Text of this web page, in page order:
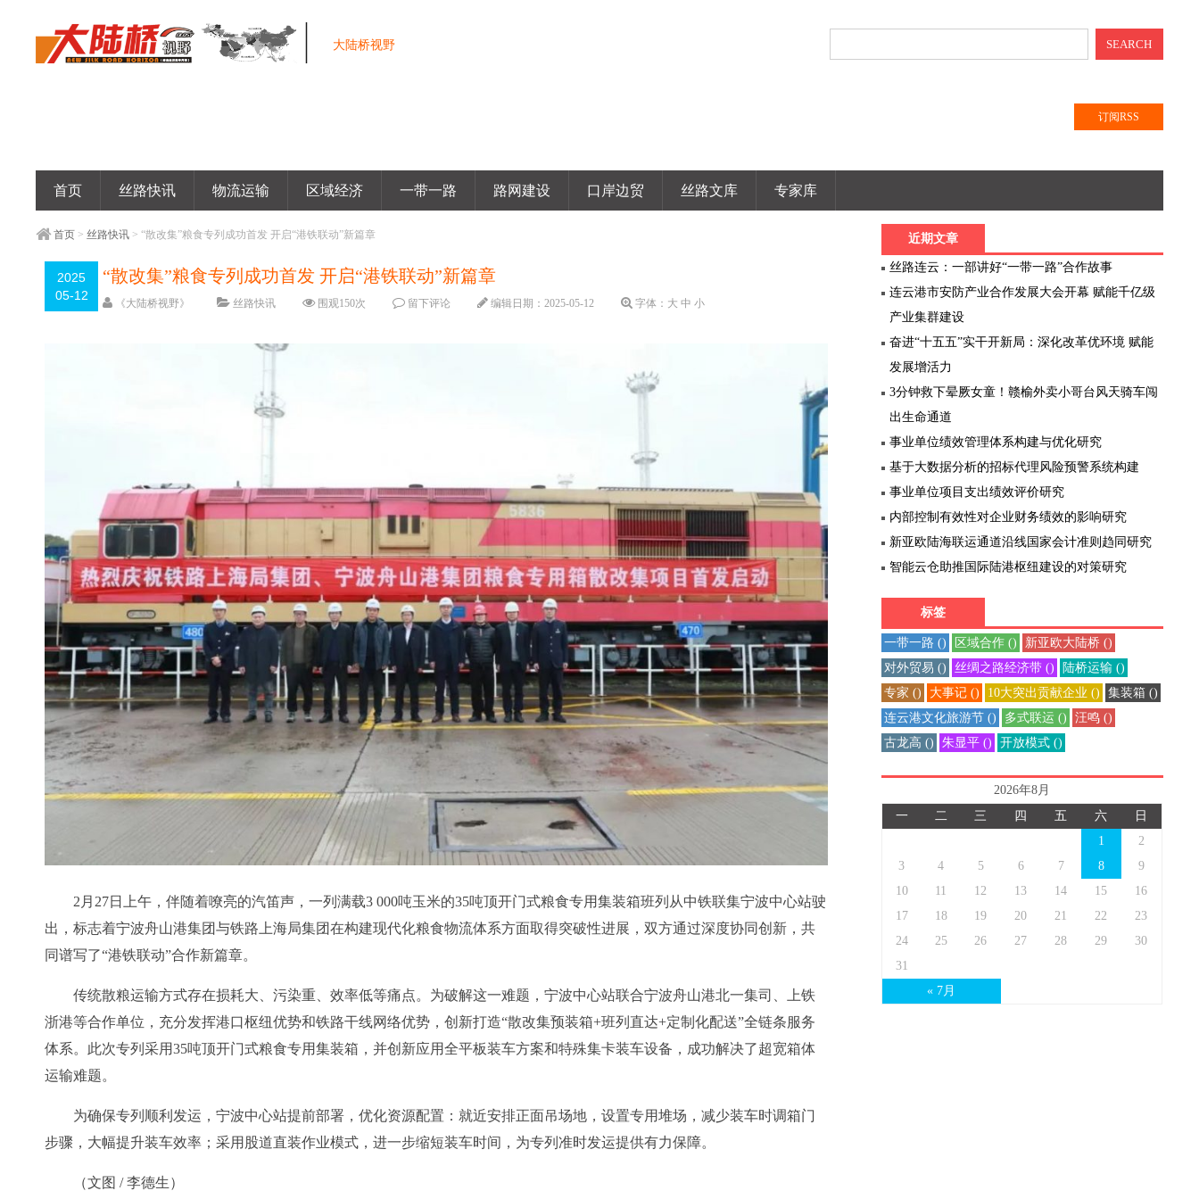
大陆桥视野 SEARCH
订阅RSS
首页 丝路快讯 物流运输 区域经济 一带一路 路网建设 口岸边贸 丝路文库 专家库
首页 >丝路快讯 > “散改集”粮食专列成功首发 开启“港铁联动”新篇章
2025
05-12
“散改集”粮食专列成功首发 开启“港铁联动”新篇章
《大陆桥视野》 丝路快讯 围观150次 留下评论 编辑日期：2025-05-12 字体： 大 中 小
2月27日上午，伴随着嘹亮的汽笛声，一列满载3 000吨玉米的35吨顶开门式粮食专用集装箱班列从中铁联集宁波中心站驶
出，标志着宁波舟山港集团与铁路上海局集团在构建现代化粮食物流体系方面取得突破性进展，双方通过深度协同创新，共
同谱写了“港铁联动”合作新篇章。
传统散粮运输方式存在损耗大、污染重、效率低等痛点。为破解这一难题，宁波中心站联合宁波舟山港北一集司、上铁
浙港等合作单位，充分发挥港口枢纽优势和铁路干线网络优势，创新打造“散改集预装箱+班列直达+定制化配送”全链条服务
体系。此次专列采用35吨顶开门式粮食专用集装箱，并创新应用全平板装车方案和特殊集卡装车设备，成功解决了超宽箱体
运输难题。
为确保专列顺利发运，宁波中心站提前部署，优化资源配置：就近安排正面吊场地，设置专用堆场，减少装车时调箱门
步骤，大幅提升装车效率；采用股道直装作业模式，进一步缩短装车时间，为专列准时发运提供有力保障。
（文图 / 李德生）
近期文章
丝路连云：一部讲好“一带一路”合作故事
连云港市安防产业合作发展大会开幕 赋能千亿级
产业集群建设
奋进“十五五”实干开新局：深化改革优环境 赋能
发展增活力
3分钟救下晕厥女童！赣榆外卖小哥台风天骑车闯
出生命通道
事业单位绩效管理体系构建与优化研究
基于大数据分析的招标代理风险预警系统构建
事业单位项目支出绩效评价研究
内部控制有效性对企业财务绩效的影响研究
新亚欧陆海联运通道沿线国家会计准则趋同研究
智能云仓助推国际陆港枢纽建设的对策研究
标签
一带一路 () 区域合作 ()
新亚欧大陆桥 ()
对外贸易 ()
丝绸之路经济带 ()
陆桥运输 ()
专家 ()
大事记 () 10大突出贡献企业 ()
集装箱 ()
连云港文化旅游节 ()
多式联运 ()
汪鸣 ()
古龙高 ()
朱显平 () 开放模式 ()
2026年8月
一
二 三 四 五 六 日
« 7月
1
2
3
4 5 6 7 8
9
10
11 12 13 14 15
16
17
18 19 20 21 22
23
24
25 26 27 28 29
30
31